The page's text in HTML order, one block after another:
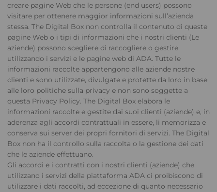
creare pagine Web che le persone (end users) possono
visitare per ottenere maggior informazioni sull’azienda
stessa. The Digital Box non controlla il contenuto di queste
pagine Web o i tipi di informazioni che i nostri clienti (Le
aziende) possono scegliere di raccogliere o gestire
utilizzando i servizi e le pagine web di ADA. Tutte le
informazioni raccolte appartengono alle aziende nostre
clienti e sono utilizzate, divulgate e protette da loro in base
alle loro politiche sulla privacy e non sono soggette a
questa Privacy Policy. The Digital Box elabora le
informazioni raccolte e gestite dai suoi clienti (aziende) e, in
aderenza agli accordi contrattuali in essere, li memorizza e
conserva sui server dei propri fornitori di servizi. The Digital
Box non ha il controllo sulla raccolta o la gestione dei dati
che le aziende effettuano.
Gli accordi e i contratti con i nostri clienti (aziende) che
utilizzano i servizi della piattaforma ADA ci proibiscono di
utilizzare i dati raccolti, ad eccezione di quanto necessario